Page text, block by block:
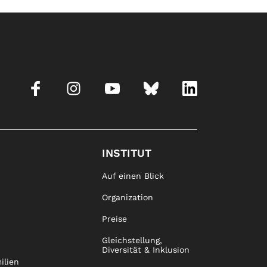
INSTITUT
Auf einen Blick
Organization
Preise
Gleichstellung,
Diversität & Inklusion